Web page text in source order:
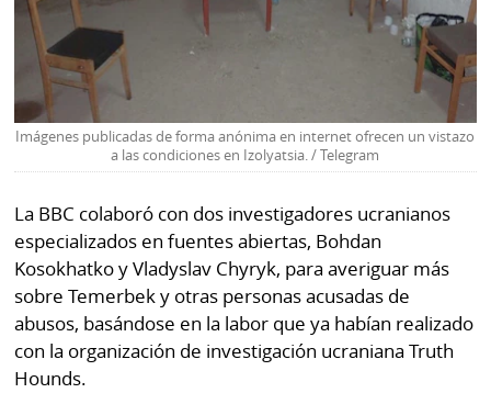
Imágenes publicadas de forma anónima en internet ofrecen un vistazo
a las condiciones en Izolyatsia. / Telegram
La BBC colaboró ​​con dos investigadores ucranianos
especializados en fuentes abiertas, Bohdan
Kosokhatko y Vladyslav Chyryk, para averiguar más
sobre Temerbek y otras personas acusadas de
abusos, basándose en la labor que ya habían realizado
con la organización de investigación ucraniana Truth
Hounds.